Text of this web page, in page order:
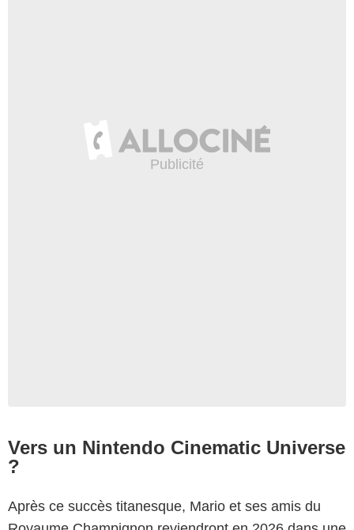
Vers un Nintendo Cinematic Universe
?
Après ce succès titanesque, Mario et ses amis du